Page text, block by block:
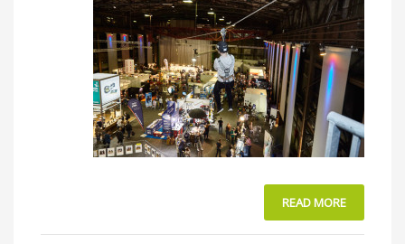
READ MORE